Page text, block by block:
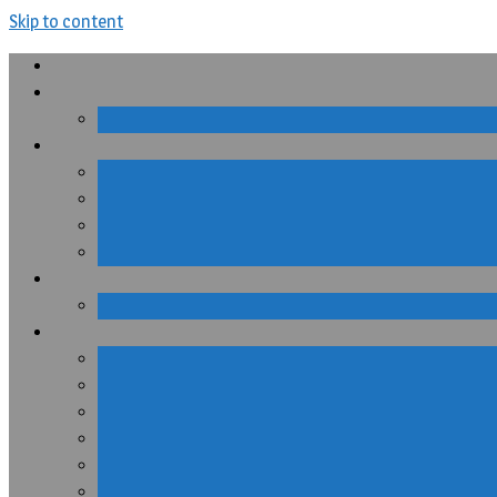
Skip to content